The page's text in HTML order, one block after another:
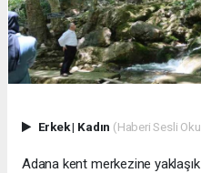
Erkek| Kadın (Haberi Sesli
Adana kent merkezine